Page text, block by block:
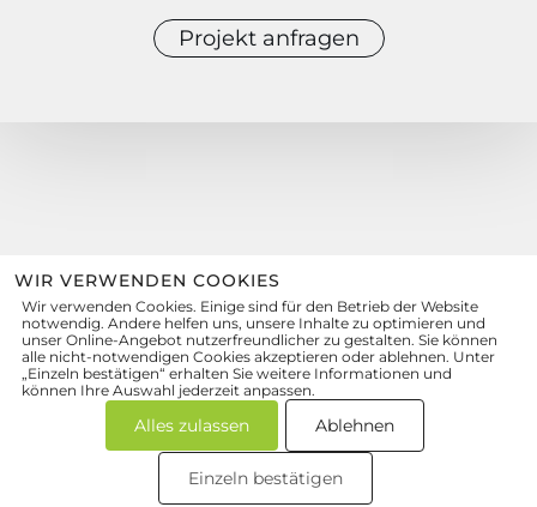
Projekt anfragen
quattro-formGmbH
Präzisionsformenbau
Wolfsmatten 1, 77955 Ettenheim
info@quattro-form.de
+49 7822 8917-0
zum Kontaktformular
WIR VERWENDEN COOKIES
Wir verwenden Cookies. Einige sind für den Betrieb der Website
notwendig. Andere helfen uns, unsere Inhalte zu optimieren und
unser Online-Angebot nutzerfreundlicher zu gestalten. Sie können
alle nicht-notwendigen Cookies akzeptieren oder ablehnen. Unter
„Einzeln bestätigen“ erhalten Sie weitere Informationen und
können Ihre Auswahl jederzeit anpassen.
Alles zulassen Ablehnen
Einzeln bestätigen